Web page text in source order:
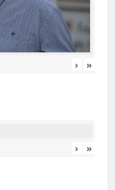
› »
› »